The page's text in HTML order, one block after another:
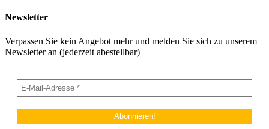
Newsletter
Verpassen Sie kein Angebot mehr und melden Sie sich zu unserem
Newsletter an (jederzeit abestellbar)